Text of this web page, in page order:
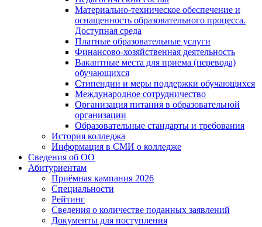
Материально-техническое обеспечение и
оснащенность образовательного процесса.
Доступная среда
Платные образовательные услуги
Финансово-хозяйственная деятельность
Вакантные места для приема (перевода)
обучающихся
Стипендии и меры поддержки обучающихся
Международное сотрудничество
Организация питания в образовательной
организации
Образовательные стандарты и требования
История колледжа
Информация в СМИ о колледже
Сведения об ОО
Абитуриентам
Приёмная кампания 2026
Специальности
Рейтинг
Сведения о количестве поданных заявлений
Документы для поступления